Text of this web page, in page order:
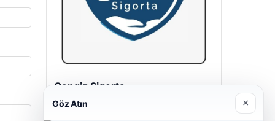
Cengiz Sigorta
23/06/2026
Göz Atın ×